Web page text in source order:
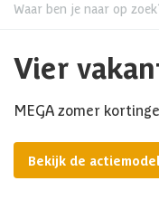
Waar ben je naar op
Vier
MEGA zomer
Bekijk de